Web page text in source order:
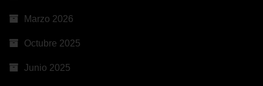
Marzo 2026
Octubre 2025
Junio 2025